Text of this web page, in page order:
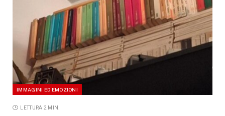
IMMAGINI ED EMOZIONI
LETTURA 2 MIN.